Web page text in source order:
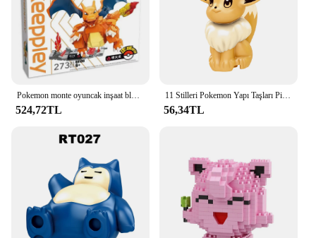
Pokemon monte oyuncak inşaat blokları Anime figürleri charimemewtwo Venusaur karikatür modeli süsler oyuncak çocuk doğum günü hediyeleri
524,72TL
11 Stilleri Pokemon Yapı Taşları Pikachu Aksiyon Figürleri Charmander Squirtle Mini Oyuncaklar
56,34TL